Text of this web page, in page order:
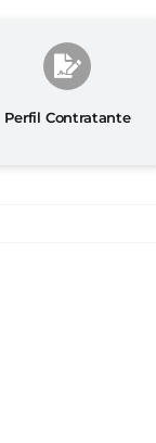
Perfil Contratante